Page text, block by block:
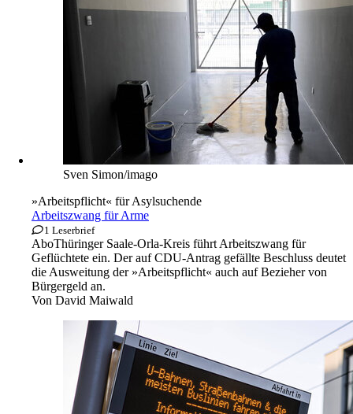
Sven Simon/imago
»Arbeitspflicht« für Asylsuchende
Arbeitszwang für Arme
1 Leserbrief
AboThüringer Saale-Orla-Kreis führt Arbeitszwang für
Geflüchtete ein. Der auf CDU-Antrag gefällte Beschluss deutet
die Ausweitung der »Arbeitspflicht« auch auf Bezieher von
Bürgergeld an.
Von David Maiwald